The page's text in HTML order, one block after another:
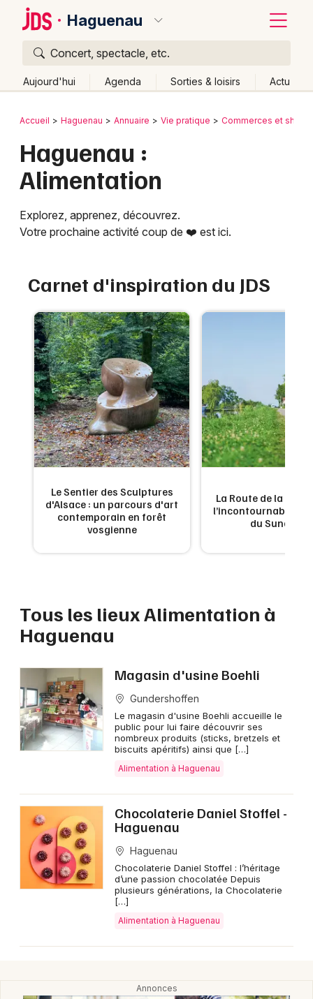
Haguenau
Concert, spectacle, etc.
Aujourd'hui Agenda Sorties & loisirs Actu
Publier un événement
Grands événements
Activité & Expérience
Foires & salons
Spectacles
Concerts
Sports
Soirées
Expos
Alimentation en Alsace
Alimentation dans le Grand Est
Jeux concours
Artistes en tournée
Actus à Haguenau
Magazine à Haguenau
Actus tourisme & loisirs
Bordeaux
Colmar
Lyon
Mulhouse
Montpellier
Nantes
Nice
Paris
Strasbourg
Toulouse
Toutes les villes
Retour
Accueil Haguenau Annuaire Vie pratique Commerces et
Haguenau :
Alimentation
Explorez, apprenez, découvrez.
Votre prochaine activité coup de ❤️ est ici.
Carnet d'inspiration du JDS
Le Sentier des Sculptures
d'Alsace : un parcours d'art
contemporain en forêt
vosgienne
La Route de la
l’incontournable
du Sundgau
Tous les lieux Alimentation à
Haguenau
Magasin d'usine Boehli
Gundershoffen
Le magasin d'usine Boehli accueille le
public pour lui faire découvrir ses
nombreux produits (sticks, bretzels et
biscuits apéritifs) ainsi que […]
Alimentation à Haguenau
Chocolaterie Daniel Stoffel -
Haguenau
Haguenau
Chocolaterie Daniel Stoffel : l’héritage
d’une passion chocolatée Depuis
plusieurs générations, la Chocolaterie
[…]
Alimentation à Haguenau
Quoi ?
Où ?
Partout
Près de moi Changer de lieu
Quand ?
Aujourd'hui